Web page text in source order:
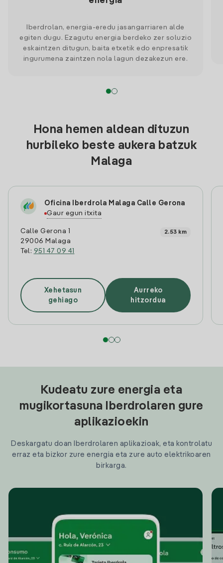
Iberdrolan, energia-eredu jasangarriaren alde
egiten dugu. Ezagutu energia berdeko zer soluzio
eskaintzen ditugun, baita etxetik edo enpresatik
ingurumena zaintzen nola lagun dezakezun ere.
Hona hemen aldean dituzun
hurbileko beste aukera batzuk
Malaga
Oficina Iberdrola Malaga Calle Gerona
Gaur egun itxita
Calle Gerona 1
29006 Malaga
Tel: 951 47 09 41
2.53 km
Xehetasun
gehiago
Aurreko
hitzordua
Kudeatu zure energia eta
mugikortasuna Iberdrolaren gure
aplikazioekin
Deskargatu doan Iberdrolaren aplikazioak, eta kontrolatu
erraz eta bizkor zure energia eta zure auto elektrikoaren
birkarga.